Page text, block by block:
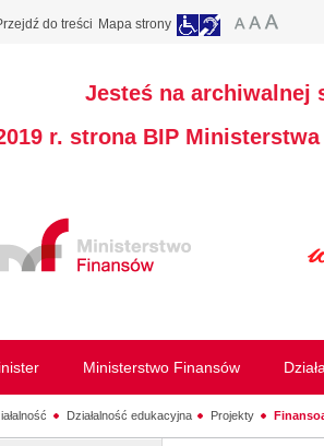
do treści Mapa strony
Jesteś na archiwalnej
r. strona BIP
Ministerstwo Finansów
Działalność edukacyjna Projekty